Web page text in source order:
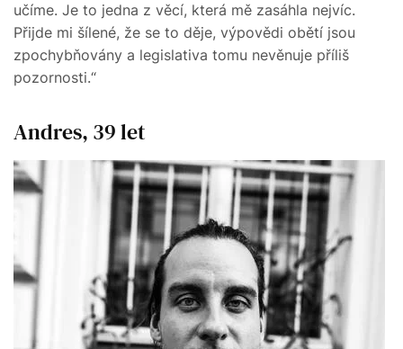
učíme. Je to jedna z věcí, která mě zasáhla nejvíc.
Přijde mi šílené, že se to děje, výpovědi obětí jsou
zpochybňovány a legislativa tomu nevěnuje příliš
pozornosti.“
Andres, 39 let